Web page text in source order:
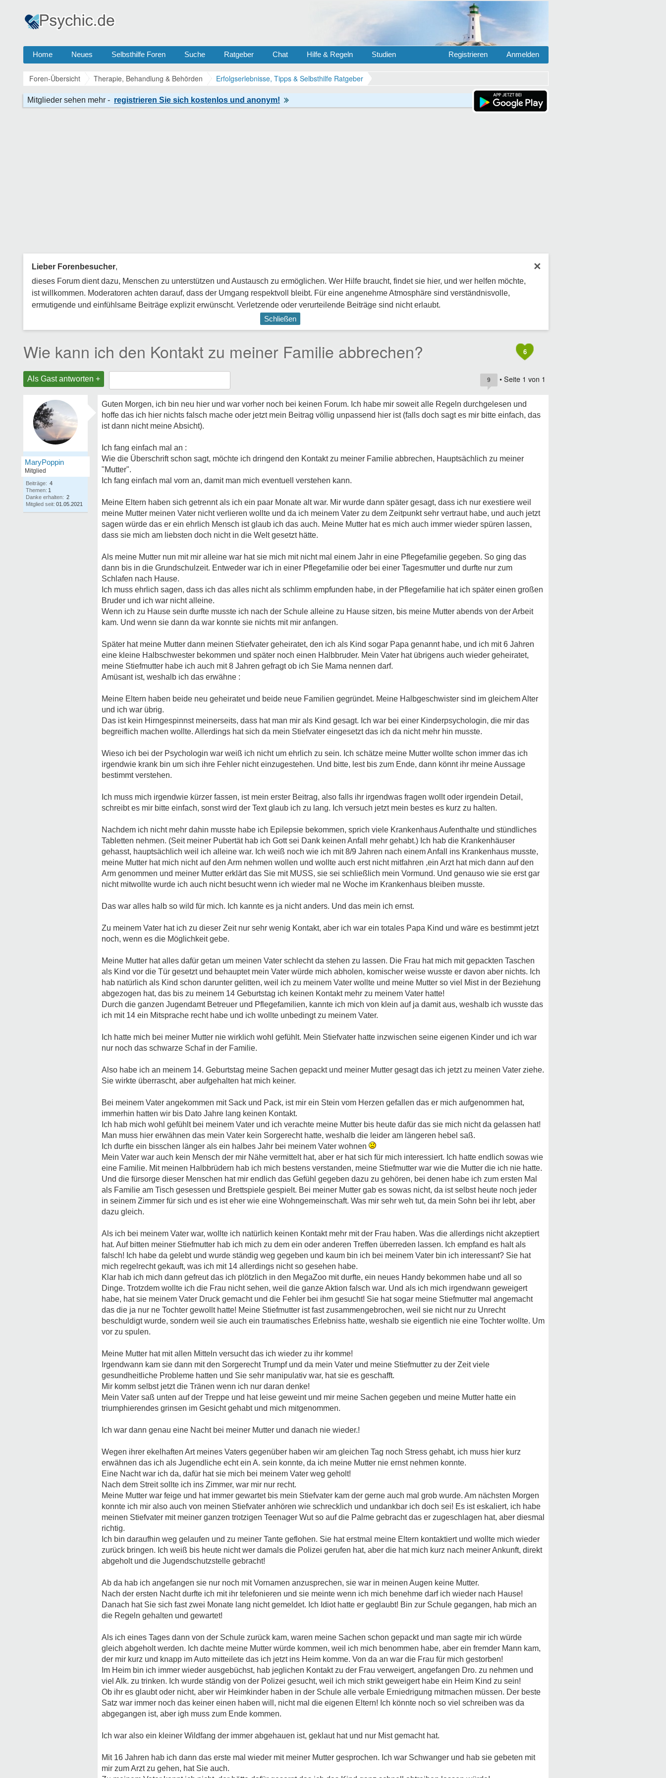
Home Neues Selbsthilfe Foren Suche Ratgeber Chat Hilfe & Regeln Studien Anmelden
Registrieren
Foren-Übersicht Therapie, Behandlung & Behörden Erfolgserlebnisse, Tipps & Selbsthilfe Ratgeber
×
Lieber Forenbesucher,
dieses Forum dient dazu, Menschen zu unterstützen und Austausch zu ermöglichen. Wer Hilfe braucht, findet sie hier, und wer helfen möchte,
ist willkommen. Moderatoren achten darauf, dass der Umgang respektvoll bleibt. Für eine angenehme Atmosphäre sind verständnisvolle,
ermutigende und einfühlsame Beiträge explizit erwünscht. Verletzende oder verurteilende Beiträge sind nicht erlaubt.
Schließen
6
Wie kann ich den Kontakt zu meiner Familie abbrechen?
Als Gast antworten + 9 • Seite 1 von 1
MaryPoppin
Mitglied
Beiträge: 4
Themen: 1
Danke erhalten: 2
Mitglied seit: 01.05.2021
Guten Morgen, ich bin neu hier und war vorher noch bei keinen Forum. Ich habe mir soweit alle Regeln durchgelesen und
hoffe das ich hier nichts falsch mache oder jetzt mein Beitrag völlig unpassend hier ist (falls doch sagt es mir bitte einfach, das
ist dann nicht meine Absicht).
Ich fang einfach mal an :
Wie die Überschrift schon sagt, möchte ich dringend den Kontakt zu meiner Familie abbrechen, Hauptsächlich zu meiner
"Mutter".
Ich fang einfach mal vorn an, damit man mich eventuell verstehen kann.
Meine Eltern haben sich getrennt als ich ein paar Monate alt war. Mir wurde dann später gesagt, dass ich nur exestiere weil
meine Mutter meinen Vater nicht verlieren wollte und da ich meinem Vater zu dem Zeitpunkt sehr vertraut habe, und auch jetzt
sagen würde das er ein ehrlich Mensch ist glaub ich das auch. Meine Mutter hat es mich auch immer wieder spüren lassen,
dass sie mich am liebsten doch nicht in die Welt gesetzt hätte.
Als meine Mutter nun mit mir alleine war hat sie mich mit nicht mal einem Jahr in eine Pflegefamilie gegeben. So ging das
dann bis in die Grundschulzeit. Entweder war ich in einer Pflegefamilie oder bei einer Tagesmutter und durfte nur zum
Schlafen nach Hause.
Ich muss ehrlich sagen, dass ich das alles nicht als schlimm empfunden habe, in der Pflegefamilie hat ich später einen großen
Bruder und ich war nicht alleine.
Wenn ich zu Hause sein durfte musste ich nach der Schule alleine zu Hause sitzen, bis meine Mutter abends von der Arbeit
kam. Und wenn sie dann da war konnte sie nichts mit mir anfangen.
Später hat meine Mutter dann meinen Stiefvater geheiratet, den ich als Kind sogar Papa genannt habe, und ich mit 6 Jahren
eine kleine Halbschwester bekommen und später noch einen Halbbruder. Mein Vater hat übrigens auch wieder geheiratet,
meine Stiefmutter habe ich auch mit 8 Jahren gefragt ob ich Sie Mama nennen darf.
Amüsant ist, weshalb ich das erwähne :
Meine Eltern haben beide neu geheiratet und beide neue Familien gegründet. Meine Halbgeschwister sind im gleichem Alter
und ich war übrig.
Das ist kein Hirngespinnst meinerseits, dass hat man mir als Kind gesagt. Ich war bei einer Kinderpsychologin, die mir das
begreiflich machen wollte. Allerdings hat sich da mein Stiefvater eingesetzt das ich da nicht mehr hin musste.
Wieso ich bei der Psychologin war weiß ich nicht um ehrlich zu sein. Ich schätze meine Mutter wollte schon immer das ich
irgendwie krank bin um sich ihre Fehler nicht einzugestehen. Und bitte, lest bis zum Ende, dann könnt ihr meine Aussage
bestimmt verstehen.
Ich muss mich irgendwie kürzer fassen, ist mein erster Beitrag, also falls ihr irgendwas fragen wollt oder irgendein Detail,
schreibt es mir bitte einfach, sonst wird der Text glaub ich zu lang. Ich versuch jetzt mein bestes es kurz zu halten.
Nachdem ich nicht mehr dahin musste habe ich Epilepsie bekommen, sprich viele Krankenhaus Aufenthalte und stündliches
Tabletten nehmen. (Seit meiner Pubertät hab ich Gott sei Dank keinen Anfall mehr gehabt.) Ich hab die Krankenhäuser
gehasst, hauptsächlich weil ich alleine war. Ich weiß noch wie ich mit 8/9 Jahren nach einem Anfall ins Krankenhaus musste,
meine Mutter hat mich nicht auf den Arm nehmen wollen und wollte auch erst nicht mitfahren ,ein Arzt hat mich dann auf den
Arm genommen und meiner Mutter erklärt das Sie mit MUSS, sie sei schließlich mein Vormund. Und genauso wie sie erst gar
nicht mitwollte wurde ich auch nicht besucht wenn ich wieder mal ne Woche im Krankenhaus bleiben musste.
Das war alles halb so wild für mich. Ich kannte es ja nicht anders. Und das mein ich ernst.
Zu meinem Vater hat ich zu dieser Zeit nur sehr wenig Kontakt, aber ich war ein totales Papa Kind und wäre es bestimmt jetzt
noch, wenn es die Möglichkeit gebe.
Meine Mutter hat alles dafür getan um meinen Vater schlecht da stehen zu lassen. Die Frau hat mich mit gepackten Taschen
als Kind vor die Tür gesetzt und behauptet mein Vater würde mich abholen, komischer weise wusste er davon aber nichts. Ich
hab natürlich als Kind schon darunter gelitten, weil ich zu meinem Vater wollte und meine Mutter so viel Mist in der Beziehung
abgezogen hat, das bis zu meinem 14 Geburtstag ich keinen Kontakt mehr zu meinem Vater hatte!
Durch die ganzen Jugendamt Betreuer und Pflegefamilien, kannte ich mich von klein auf ja damit aus, weshalb ich wusste das
ich mit 14 ein Mitsprache recht habe und ich wollte unbedingt zu meinem Vater.
Ich hatte mich bei meiner Mutter nie wirklich wohl gefühlt. Mein Stiefvater hatte inzwischen seine eigenen Kinder und ich war
nur noch das schwarze Schaf in der Familie.
Also habe ich an meinem 14. Geburtstag meine Sachen gepackt und meiner Mutter gesagt das ich jetzt zu meinen Vater ziehe.
Sie wirkte überrascht, aber aufgehalten hat mich keiner.
Bei meinem Vater angekommen mit Sack und Pack, ist mir ein Stein vom Herzen gefallen das er mich aufgenommen hat,
immerhin hatten wir bis Dato Jahre lang keinen Kontakt.
Ich hab mich wohl gefühlt bei meinem Vater und ich verachte meine Mutter bis heute dafür das sie mich nicht da gelassen hat!
Man muss hier erwähnen das mein Vater kein Sorgerecht hatte, weshalb die leider am längeren hebel saß.
Ich durfte ein bisschen länger als ein halbes Jahr bei meinem Vater wohnen
Mein Vater war auch kein Mensch der mir Nähe vermittelt hat, aber er hat sich für mich interessiert. Ich hatte endlich sowas wie
eine Familie. Mit meinen Halbbrüdern hab ich mich bestens verstanden, meine Stiefmutter war wie die Mutter die ich nie hatte.
Und die fürsorge dieser Menschen hat mir endlich das Gefühl gegeben dazu zu gehören, bei denen habe ich zum ersten Mal
als Familie am Tisch gesessen und Brettspiele gespielt. Bei meiner Mutter gab es sowas nicht, da ist selbst heute noch jeder
in seinem Zimmer für sich und es ist eher wie eine Wohngemeinschaft. Was mir sehr weh tut, da mein Sohn bei ihr lebt, aber
dazu gleich.
Als ich bei meinem Vater war, wollte ich natürlich keinen Kontakt mehr mit der Frau haben. Was die allerdings nicht akzeptiert
hat. Auf bitten meiner Stiefmutter hab ich mich zu dem ein oder anderen Treffen überreden lassen. Ich empfand es halt als
falsch! Ich habe da gelebt und wurde ständig weg gegeben und kaum bin ich bei meinem Vater bin ich interessant? Sie hat
mich regelrecht gekauft, was ich mit 14 allerdings nicht so gesehen habe.
Klar hab ich mich dann gefreut das ich plötzlich in den MegaZoo mit durfte, ein neues Handy bekommen habe und all so
Dinge. Trotzdem wollte ich die Frau nicht sehen, weil die ganze Aktion falsch war. Und als ich mich irgendwann geweigert
habe, hat sie meinem Vater Druck gemacht und die Fehler bei ihm gesucht! Sie hat sogar meine Stiefmutter mal angemacht
das die ja nur ne Tochter gewollt hatte! Meine Stiefmutter ist fast zusammengebrochen, weil sie nicht nur zu Unrecht
beschuldigt wurde, sondern weil sie auch ein traumatisches Erlebniss hatte, weshalb sie eigentlich nie eine Tochter wollte. Um
vor zu spulen.
Meine Mutter hat mit allen Mitteln versucht das ich wieder zu ihr komme!
Irgendwann kam sie dann mit den Sorgerecht Trumpf und da mein Vater und meine Stiefmutter zu der Zeit viele
gesundheitliche Probleme hatten und Sie sehr manipulativ war, hat sie es geschafft.
Mir komm selbst jetzt die Tränen wenn ich nur daran denke!
Mein Vater saß unten auf der Treppe und hat leise geweint und mir meine Sachen gegeben und meine Mutter hatte ein
triumphierendes grinsen im Gesicht gehabt und mich mitgenommen.
Ich war dann genau eine Nacht bei meiner Mutter und danach nie wieder.!
Wegen ihrer ekelhaften Art meines Vaters gegenüber haben wir am gleichen Tag noch Stress gehabt, ich muss hier kurz
erwähnen das ich als Jugendliche echt ein A. sein konnte, da ich meine Mutter nie ernst nehmen konnte.
Eine Nacht war ich da, dafür hat sie mich bei meinem Vater weg geholt!
Nach dem Streit sollte ich ins Zimmer, war mir nur recht.
Meine Mutter war feige und hat immer gewartet bis mein Stiefvater kam der gerne auch mal grob wurde. Am nächsten Morgen
konnte ich mir also auch von meinen Stiefvater anhören wie schrecklich und undankbar ich doch sei! Es ist eskaliert, ich habe
meinen Stiefvater mit meiner ganzen trotzigen Teenager Wut so auf die Palme gebracht das er zugeschlagen hat, aber diesmal
richtig.
Ich bin daraufhin weg gelaufen und zu meiner Tante geflohen. Sie hat erstmal meine Eltern kontaktiert und wollte mich wieder
zurück bringen. Ich weiß bis heute nicht wer damals die Polizei gerufen hat, aber die hat mich kurz nach meiner Ankunft, direkt
abgeholt und die Jugendschutzstelle gebracht!
Ab da hab ich angefangen sie nur noch mit Vornamen anzusprechen, sie war in meinen Augen keine Mutter.
Nach der ersten Nacht durfte ich mit ihr telefonieren und sie meinte wenn ich mich benehme darf ich wieder nach Hause!
Danach hat Sie sich fast zwei Monate lang nicht gemeldet. Ich Idiot hatte er geglaubt! Bin zur Schule gegangen, hab mich an
die Regeln gehalten und gewartet!
Als ich eines Tages dann von der Schule zurück kam, waren meine Sachen schon gepackt und man sagte mir ich würde
gleich abgeholt werden. Ich dachte meine Mutter würde kommen, weil ich mich benommen habe, aber ein fremder Mann kam,
der mir kurz und knapp im Auto mitteilete das ich jetzt ins Heim komme. Von da an war die Frau für mich gestorben!
Im Heim bin ich immer wieder ausgebüchst, hab jeglichen Kontakt zu der Frau verweigert, angefangen Dro. zu nehmen und
viel Alk. zu trinken. Ich wurde ständig von der Polizei gesucht, weil ich mich strikt geweigert habe ein Heim Kind zu sein!
Ob ihr es glaubt oder nicht, aber wir Heimkinder haben in der Schule alle verbale Erniedrigung mitmachen müssen. Der beste
Satz war immer noch das keiner einen haben will, nicht mal die eigenen Eltern! Ich könnte noch so viel schreiben was da
abgegangen ist, aber igh muss zum Ende kommen.
Ich war also ein kleiner Wildfang der immer abgehauen ist, geklaut hat und nur Mist gemacht hat.
Mit 16 Jahren hab ich dann das erste mal wieder mit meiner Mutter gesprochen. Ich war Schwanger und hab sie gebeten mit
mir zum Arzt zu gehen, hat Sie auch.